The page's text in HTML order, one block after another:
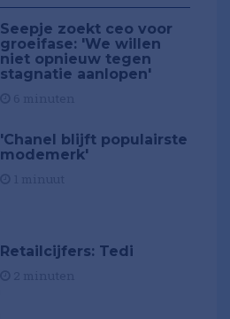
Seepje zoekt ceo voor
groeifase: 'We willen
niet opnieuw tegen
stagnatie aanlopen'
'Chanel blijft populairste
modemerk'
Retailcijfers: Tedi